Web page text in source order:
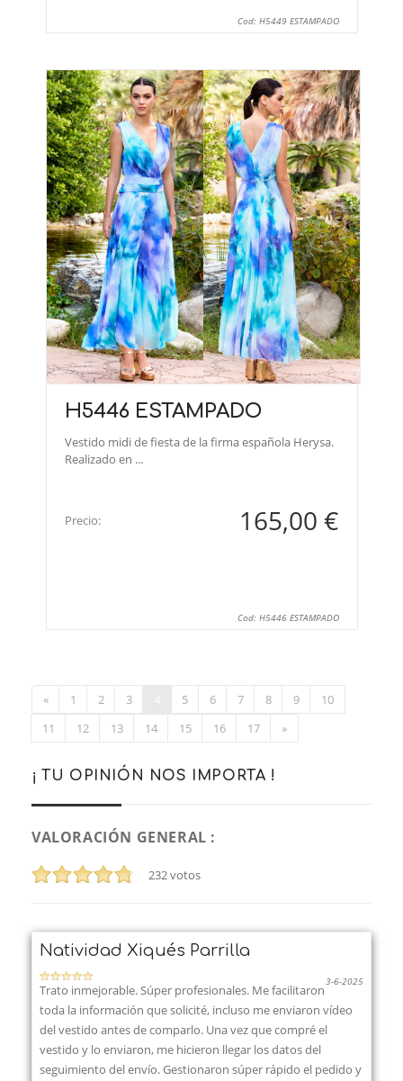
Cod: H5449 ESTAMPADO
H5446 ESTAMPADO
Vestido midi de fiesta de la firma española Herysa.
Realizado en ...
Precio: 165,00 €
Cod: H5446 ESTAMPADO
« 1 2 3 5 6 7 8 9
10
11
12 13 14 15 16 17 »
¡ TU OPINIÓN NOS IMPORTA !
VALORACIÓN GENERAL :
232votos
Natividad Xiqués Parrilla
3-6-2025
Trato inmejorable. Súper profesionales. Me facilitaron
toda la información que solicité, incluso me enviaron vídeo
del vestido antes de comparlo. Una vez que compré el
vestido y lo enviaron, me hicieron llegar los datos del
seguimiento del envío. Gestionaron súper rápido el pedido y